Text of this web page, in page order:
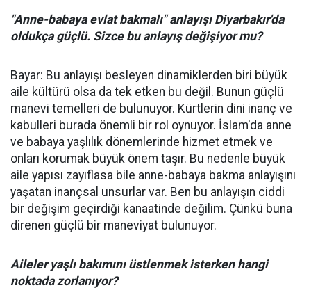
"Anne-babaya evlat bakmalı" anlayışı Diyarbakır'da
oldukça güçlü. Sizce bu anlayış değişiyor mu?
Bayar: Bu anlayışı besleyen dinamiklerden biri büyük
aile kültürü olsa da tek etken bu değil. Bunun güçlü
manevi temelleri de bulunuyor. Kürtlerin dini inanç ve
kabulleri burada önemli bir rol oynuyor. İslam'da anne
ve babaya yaşlılık dönemlerinde hizmet etmek ve
onları korumak büyük önem taşır. Bu nedenle büyük
aile yapısı zayıflasa bile anne-babaya bakma anlayışını
yaşatan inançsal unsurlar var. Ben bu anlayışın ciddi
bir değişim geçirdiği kanaatinde değilim. Çünkü buna
direnen güçlü bir maneviyat bulunuyor.
Aileler yaşlı bakımını üstlenmek isterken hangi
noktada zorlanıyor?